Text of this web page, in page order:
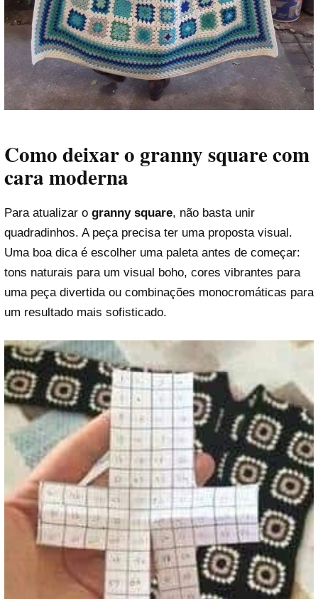
Como deixar o granny square com
cara moderna
Para atualizar o granny square, não basta unir
quadradinhos. A peça precisa ter uma proposta visual.
Uma boa dica é escolher uma paleta antes de começar:
tons naturais para um visual boho, cores vibrantes para
uma peça divertida ou combinações monocromáticas para
um resultado mais sofisticado.